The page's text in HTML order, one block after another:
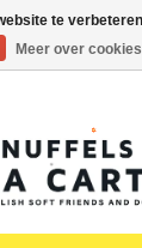
te
Meer over